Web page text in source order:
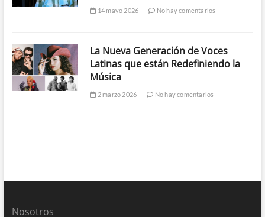
14 mayo 2026 No hay comentarios
La Nueva Generación de Voces
Latinas que están Redefiniendo la
Música
2 marzo 2026 No hay comentarios
Nosotros